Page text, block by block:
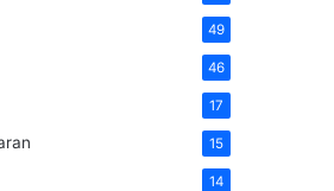
49
46
17
15
14